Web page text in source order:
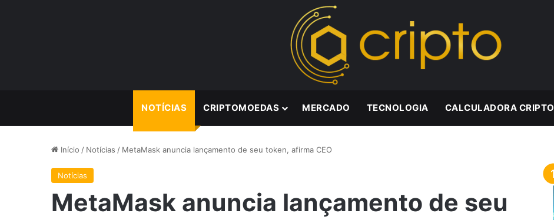
NOTÍCIAS CRIPTOMOEDAS MERCADO TECNOLOGIA CALCULADORA CRIPTO
Início / Notícias / MetaMask anuncia lançamento de seu token, afirma CEO
Notícias
MetaMask anuncia lançamento de seu